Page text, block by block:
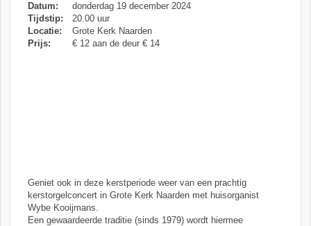
Datum:
donderdag 19 december 2024
Tijdstip:
20.00 uur
Locatie:
Grote Kerk Naarden
Prijs:
€ 12 aan de deur € 14
Geniet ook in deze kerstperiode weer van een prachtig
kerstorgelconcert in Grote Kerk Naarden met huisorganist
Wybe Kooijmans.
Een gewaardeerde traditie (sinds 1979) wordt hiermee